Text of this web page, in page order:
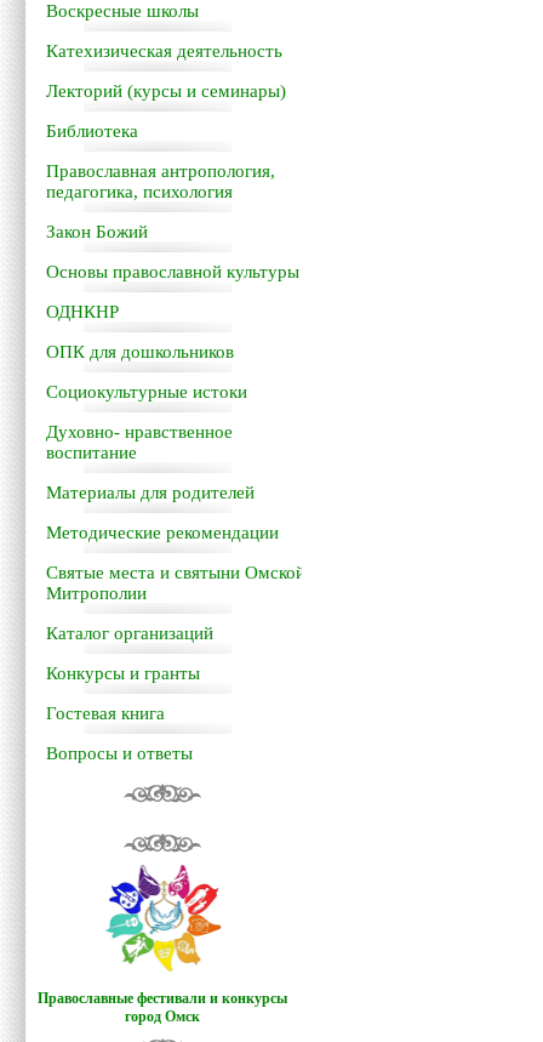
Воскресные школы
Катехизическая деятельность
Лекторий (курсы и семинары)
Библиотека
Православная антропология,
педагогика, психология
Закон Божий
Основы православной культуры
ОДНКНР
ОПК для дошкольников
Социокультурные истоки
Духовно- нравственное
воспитание
Материалы для родителей
Методические рекомендации
Святые места и святыни Омской
Митрополии
Каталог организаций
Конкурсы и гранты
Гостевая книга
Вопросы и ответы
Православные фестивали и конкурсы
город Омск